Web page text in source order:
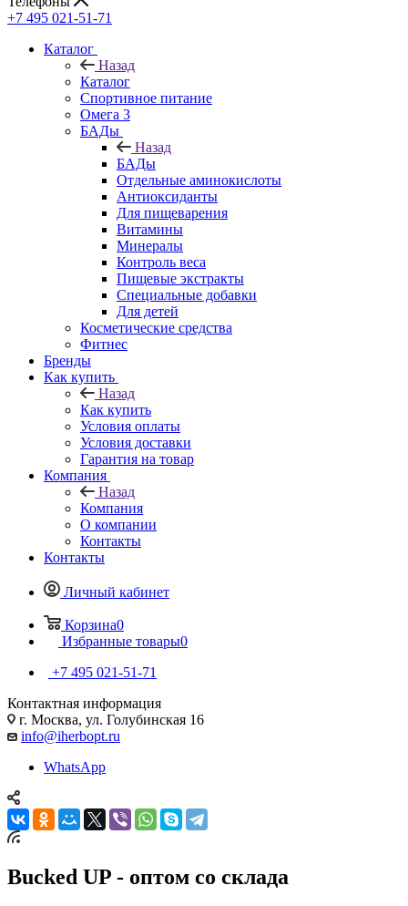
+7 495 021-51-71
Каталог
Назад
Каталог
Спортивное питание
Омега 3
БАДы
Назад
БАДы
Отдельные аминокислоты
Антиоксиданты
Для пищеварения
Витамины
Минералы
Контроль веса
Пищевые экстракты
Специальные добавки
Для детей
Косметические средства
Фитнес
Бренды
Как купить
Назад
Как купить
Условия оплаты
Условия доставки
Гарантия на товар
Компания
Назад
Компания
О компании
Контакты
Контакты
Личный кабинет
Корзина0
Избранные товары0
+7 495 021-51-71
Контактная информация
г. Москва, ул. Голубинская 16
info@iherbopt.ru
WhatsApp
Bucked UP - оптом со склада